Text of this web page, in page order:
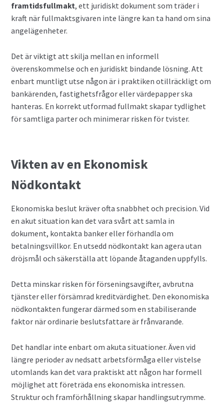
framtidsfullmakt, ett juridiskt dokument som träder i
kraft när fullmaktsgivaren inte längre kan ta hand om sina
angelägenheter.
Det är viktigt att skilja mellan en informell
överenskommelse och en juridiskt bindande lösning. Att
enbart muntligt utse någon är i praktiken otillräckligt om
bankärenden, fastighetsfrågor eller värdepapper ska
hanteras. En korrekt utformad fullmakt skapar tydlighet
för samtliga parter och minimerar risken för tvister.
Vikten av en Ekonomisk
Nödkontakt
Ekonomiska beslut kräver ofta snabbhet och precision. Vid
en akut situation kan det vara svårt att samla in
dokument, kontakta banker eller förhandla om
betalningsvillkor. En utsedd nödkontakt kan agera utan
dröjsmål och säkerställa att löpande åtaganden uppfylls.
Detta minskar risken för förseningsavgifter, avbrutna
tjänster eller försämrad kreditvärdighet. Den ekonomiska
nödkontakten fungerar därmed som en stabiliserande
faktor när ordinarie beslutsfattare är frånvarande.
Det handlar inte enbart om akuta situationer. Även vid
längre perioder av nedsatt arbetsförmåga eller vistelse
utomlands kan det vara praktiskt att någon har formell
möjlighet att företräda ens ekonomiska intressen.
Struktur och framförhållning skapar handlingsutrymme.